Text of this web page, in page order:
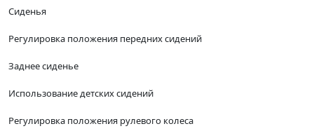
Сиденья
Регулировка положения передних сидений
Заднее сиденье
Использование детских сидений
Регулировка положения рулевого колеса